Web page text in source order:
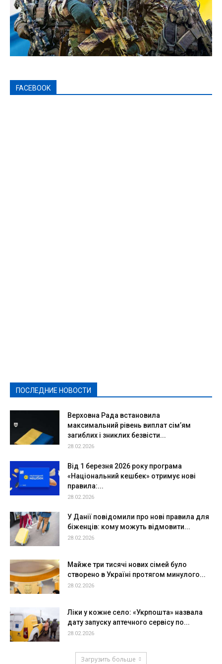
FACEBOOK
ПОСЛЕДНИЕ НОВОСТИ
Верховна Рада встановила
максимальний рівень виплат сім’ям
загиблих і зниклих безвісти...
28.02.2026
Від 1 березня 2026 року програма
«Національний кешбек» отримує нові
правила:...
28.02.2026
У Данії повідомили про нові правила для
біженців: кому можуть відмовити...
28.02.2026
Майже три тисячі нових сімей було
створено в Україні протягом минулого...
28.02.2026
Ліки у кожне село: «Укрпошта» назвала
дату запуску аптечного сервісу по...
28.02.2026
Загрузить больше